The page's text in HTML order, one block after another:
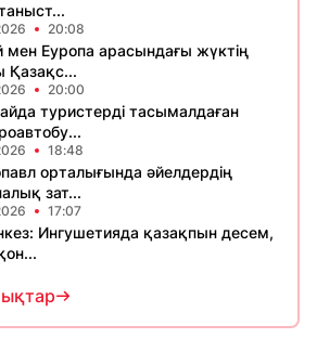
20:08
мен Еуропа арасындағы жүктің
Қазақс...
20:00
туристерді тасымалдаған
18:48
орталығында әйелдердің
зат...
17:07
Ингушетияда қазақпын десем,